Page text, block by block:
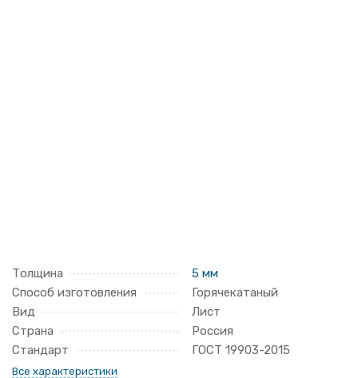
Толщина
5 мм
Способ изготовления
Горячекатаный
Вид
Лист
Страна
Россия
Стандарт
ГОСТ 19903-2015
Все характеристики